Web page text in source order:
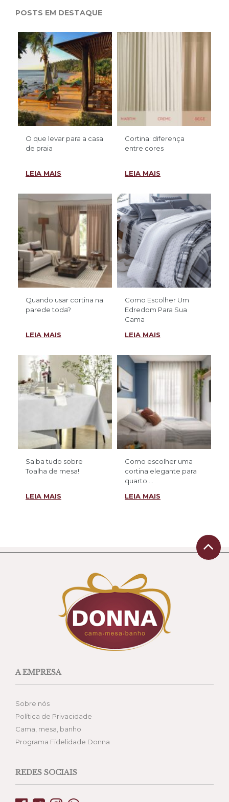
POSTS EM DESTAQUE
O que levar para a casa
de praia
LEIA MAIS
Cortina: diferença
entre cores
LEIA MAIS
Quando usar cortina na
parede toda?
LEIA MAIS
Como Escolher Um
Edredom Para Sua
Cama
LEIA MAIS
Saiba tudo sobre
Toalha de mesa!
LEIA MAIS
Como escolher uma
cortina elegante para
quarto ...
LEIA MAIS
A EMPRESA
Sobre nós
Política de Privacidade
Cama, mesa, banho
Programa Fidelidade Donna
REDES SOCIAIS